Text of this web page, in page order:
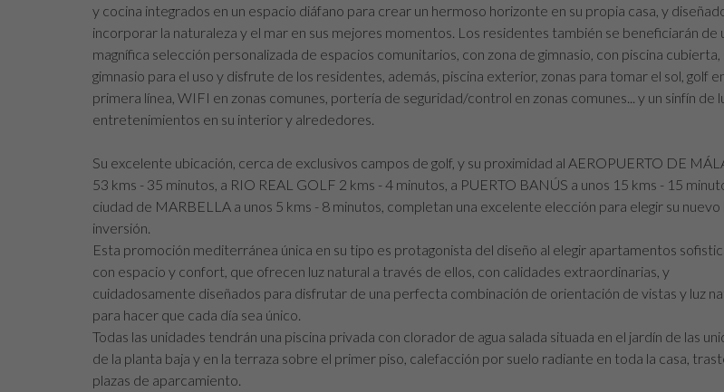
y cocina integrados en un espacio diáfano para crear un hermoso horizonte en su propia casa, y
incorporar la naturaleza y el mar en sus mejores momentos. Los residentes también se beneficiarán de
magnífica selección personalizada de espacios comunitarios, con zona de gimnasio, con piscina cubierta,
gimnasio para el uso y disfrute de los residentes, además, piscina exterior, zonas para tomar el sol, golf
primera línea, WIFI en zonas comunes, portería de seguridad/control en zonas comunes... y un sinfín de
entretenimientos en su interior y alrededores.
Su excelente ubicación, cerca de exclusivos campos de golf, y su proximidad al AEROPUERTO DE
53 kms - 35 minutos, a RIO REAL GOLF 2 kms - 4 minutos, a PUERTO BANÚS a unos 15 kms - 15
ciudad de MARBELLA a unos 5 kms - 8 minutos, completan una excelente elección para elegir su nuevo
inversión.
Esta promoción mediterránea única en su tipo es protagonista del diseño al elegir apartamentos
con espacio y confort, que ofrecen luz natural a través de ellos, con calidades extraordinarias, y
cuidadosamente diseñados para disfrutar de una perfecta combinación de orientación de vistas y luz
para hacer que cada día sea único.
Todas las unidades tendrán una piscina privada con clorador de agua salada situada en el jardín de las
de la planta baja y en la terraza sobre el primer piso, calefacción por suelo radiante en toda la casa,
plazas de aparcamiento.